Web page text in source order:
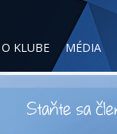
O KLUBE MÉDIA